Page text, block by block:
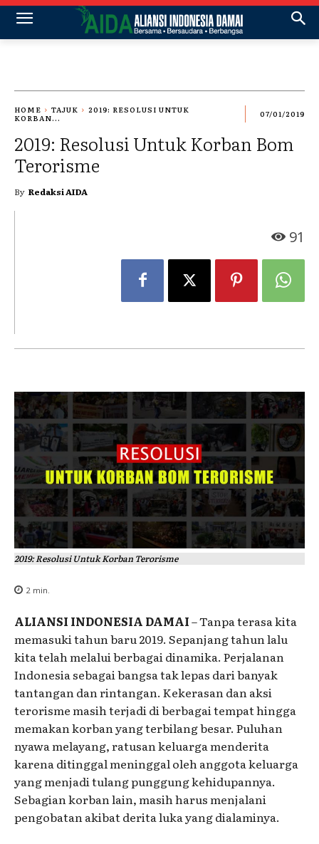
HOME TAJUK
2019: RESOLUSI UNTUK
KORBAN...
07/01/2019
2019: Resolusi Untuk Korban Bom
Terorisme
By Redaksi AIDA
91
2019: Resolusi Untuk Korban Terorisme
2 min.
ALIANSI INDONESIA DAMAI– Tanpa terasa kita
memasuki tahun baru 2019. Sepanjang tahun lalu
kita telah melalui berbagai dinamika. Perjalanan
Indonesia sebagai bangsa tak lepas dari banyak
tantangan dan rintangan. Kekerasan dan aksi
terorisme masih terjadi di berbagai tempat hingga
memakan korban yang terbilang besar. Puluhan
nyawa melayang, ratusan keluarga menderita
karena ditinggal meninggal oleh anggota keluarga
yang menjadi tulang punggung kehidupannya.
Sebagian korban lain, masih harus menjalani
pengobatan akibat derita luka yang dialaminya.